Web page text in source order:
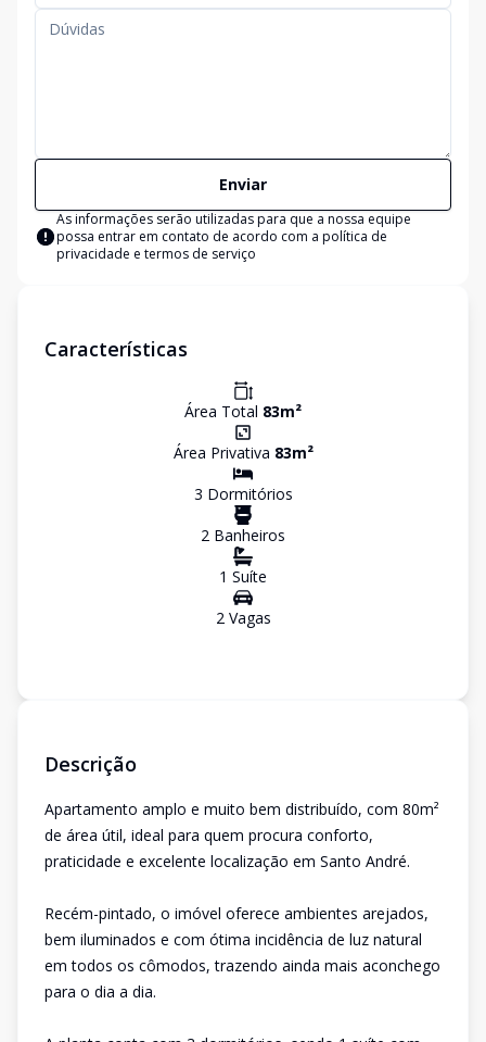
Enviar
As informações serão utilizadas para que a nossa equipe
possa entrar em contato de acordo com a política de
privacidade e termos de serviço
Características
Área Total 83m²
Área Privativa 83m²
3 Dormitórios
2 Banheiros
1 Suíte
2Vagas
Descrição
Apartamento amplo e muito bem distribuído, com 80m²
de área útil, ideal para quem procura conforto,
praticidade e excelente localização em Santo André.
Recém-pintado, o imóvel oferece ambientes arejados,
bem iluminados e com ótima incidência de luz natural
em todos os cômodos, trazendo ainda mais aconchego
para o dia a dia.